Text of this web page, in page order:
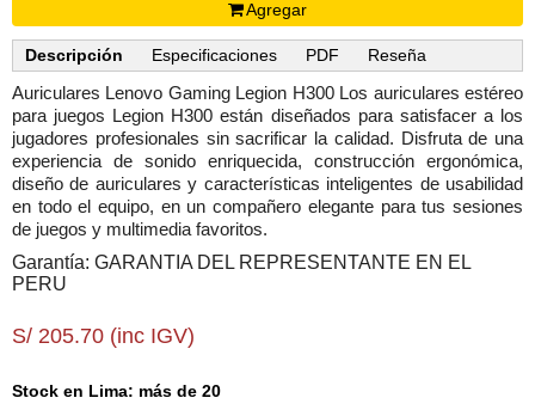
Agregar
Descripción Especificaciones PDF Reseña
Auriculares Lenovo Gaming Legion H300 Los auriculares estéreo
para juegos Legion H300 están diseñados para satisfacer a los
jugadores profesionales sin sacrificar la calidad. Disfruta de una
experiencia de sonido enriquecida, construcción ergonómica,
diseño de auriculares y características inteligentes de usabilidad
en todo el equipo, en un compañero elegante para tus sesiones
de juegos y multimedia favoritos.
Garantía: GARANTIA DEL REPRESENTANTE EN EL
PERU
S/ 205.70 (inc IGV)
Stock en Lima: más de 20